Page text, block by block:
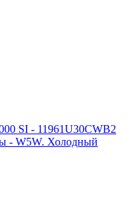
SI - 11961U30CWB2
- W5W. Холодный